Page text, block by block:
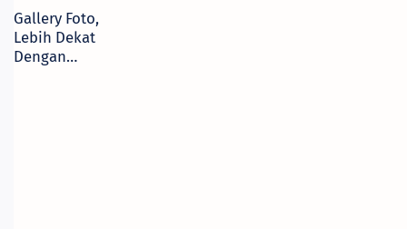
Gallery Foto,
Lebih Dekat
Dengan